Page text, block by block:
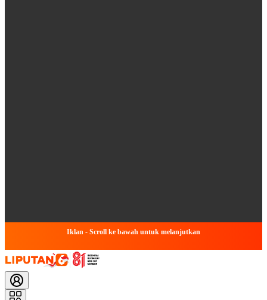
Iklan - Scroll ke bawah untuk melanjutkan